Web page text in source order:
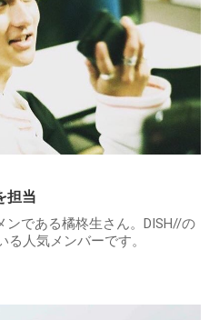
担当
ンである橘柊生さん。DISH//の
人気メンバーです。